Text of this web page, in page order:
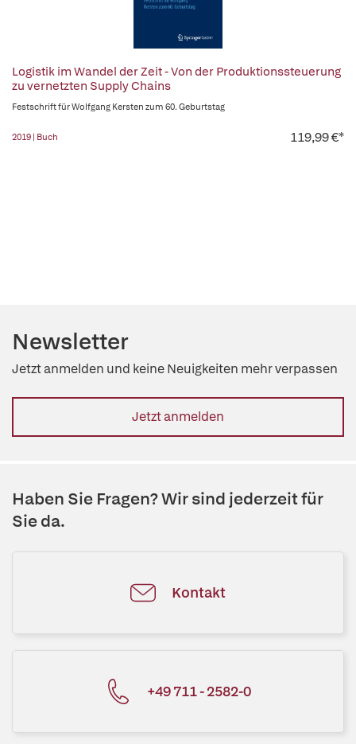
Logistik im Wandel der Zeit - Von der Produktionssteuerung
zu vernetzten Supply Chains
Festschrift für Wolfgang Kersten zum 60. Geburtstag
2019 | Buch 119,99 €*
Newsletter
Jetzt anmelden und keine Neuigkeiten mehr verpassen
Jetzt anmelden
Haben Sie Fragen? Wir sind jederzeit für
Sie da.
Kontakt
+49 711 - 2582-0